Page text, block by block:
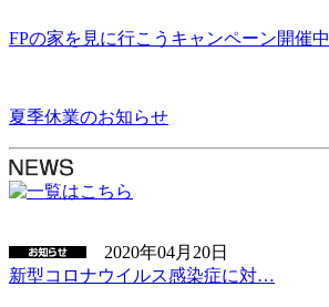
FPの家を見に行こうキャンペーン開催中
夏季休業のお知らせ
2020年04月20日
新型コロナウイルス感染症に対…